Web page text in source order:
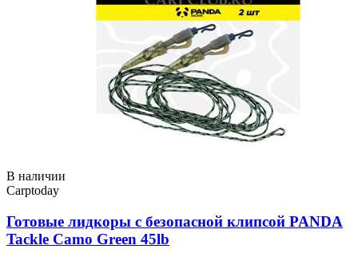
В наличии
Carptoday
Готовые лидкоры с безопасной клипсой PANDA
Tackle Camo Green 45lb